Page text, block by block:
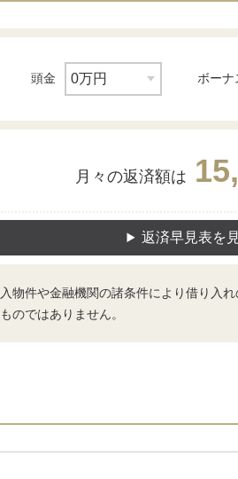
頭金 ボーナ
月々の返済額は
返済早見表を
件や金融機関の諸条件により借り入
のではありません。